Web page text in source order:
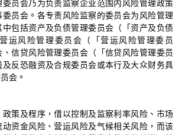
员会乃为负责监察企业范围内风险管理政策
员会。各专责风险监察的委员会为风险管理
包括资产及负债管理委员会（「资产及负债
运风险管理委员会（「营运风险管理委员
信贷风险管理委员会（「信贷风险管理委员
反恐融资及合规委员会或本行及大众财务具
会。
策及程序，借以控制及监察利率风险、市场
资金风险、营运风险及气候相关风险，而该